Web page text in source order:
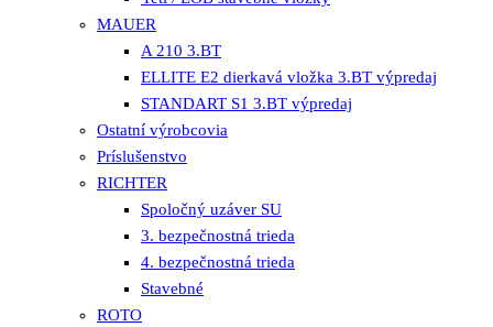
MAUER
A 210 3.BT
ELLITE E2 dierkavá vložka 3.BT výpredaj
STANDART S1 3.BT výpredaj
Ostatní výrobcovia
Príslušenstvo
RICHTER
Spoločný uzáver SU
3. bezpečnostná trieda
4. bezpečnostná trieda
Stavebné
ROTO